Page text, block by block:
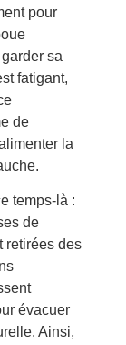
pour
sa
fatigant,
de
la
temps-là :
de
retirées des
évacuer
Ainsi,